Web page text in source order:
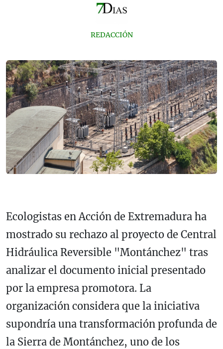
REDACCIÓN
Ecologistas en Acción de Extremadura ha
mostrado su rechazo al proyecto de Central
Hidráulica Reversible "Montánchez" tras
analizar el documento inicial presentado
por la empresa promotora. La
organización considera que la iniciativa
supondría una transformación profunda de
la Sierra de Montánchez, uno de los